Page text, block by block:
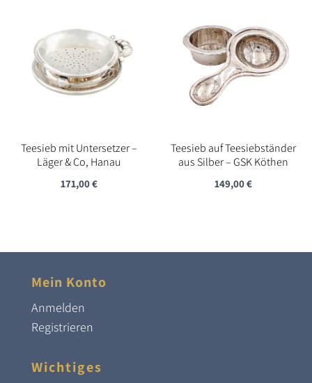
Teesieb mit Untersetzer –
Läger & Co, Hanau
171,00€
Teesieb auf Teesiebständer
aus Silber – GSK Köthen
149,00€
Mein Konto
Anmelden
Registrieren
Wichtiges